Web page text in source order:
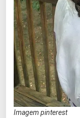
Imagem pinterest